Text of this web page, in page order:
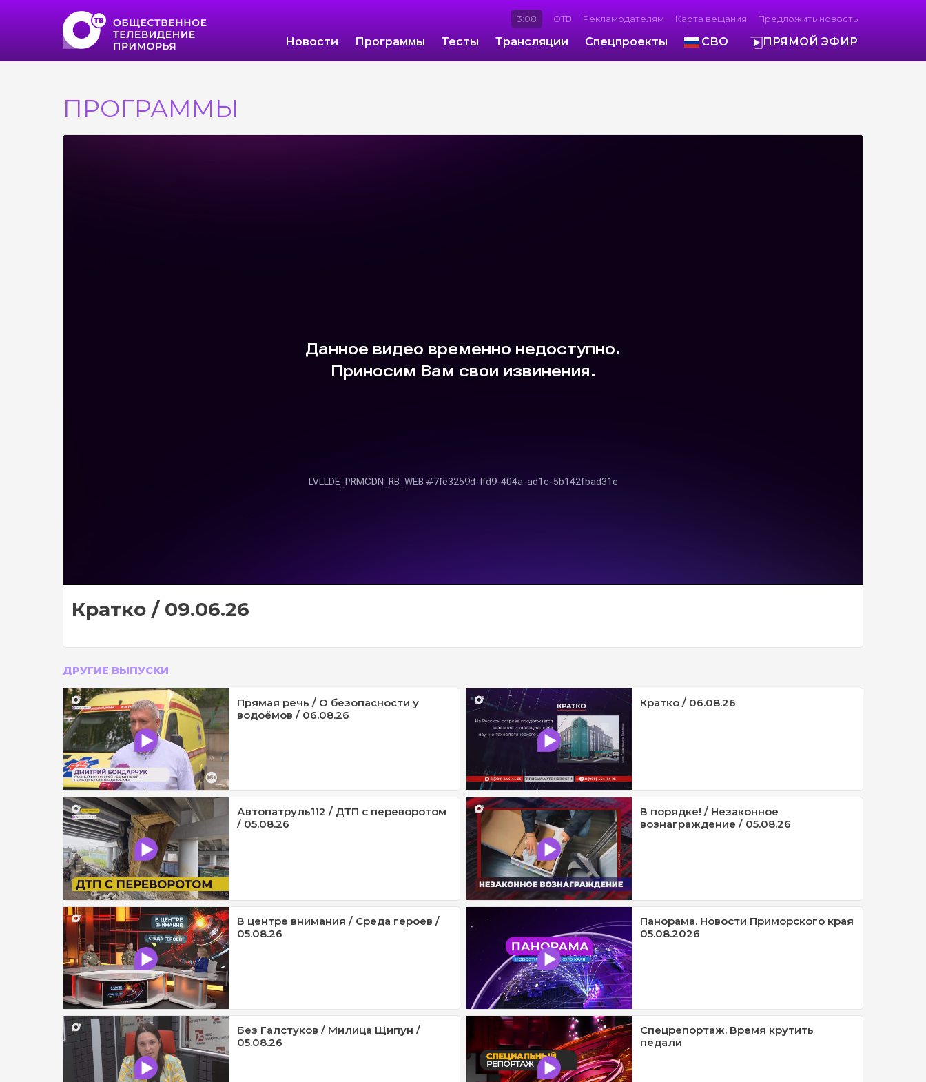
3:09 ОТВ Рекламодателям Карта вещания Предложить новость
Новости Программы Тесты Трансляции Спецпроекты СВО ПРЯМОЙ ЭФИР
ПРОГРАММЫ
Кратко / 09.06.26
ДРУГИЕ ВЫПУСКИ
Прямая речь / О безопасности у
водоёмов / 06.08.26
Кратко / 06.08.26
Автопатруль112 / ДТП с переворотом
/ 05.08.26
В порядке! / Незаконное
вознаграждение / 05.08.26
В центре внимания / Среда героев /
05.08.26
Панорама. Новости Приморского края
05.08.2026
Без Галстуков / Милица Щипун /
05.08.26
Спецрепортаж. Время крутить
педали